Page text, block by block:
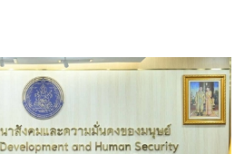
อรัญ
กมธ.คมนาคม
เพิ่ม